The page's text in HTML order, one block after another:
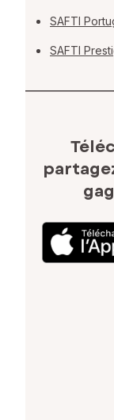
SAFTI
SAFTI